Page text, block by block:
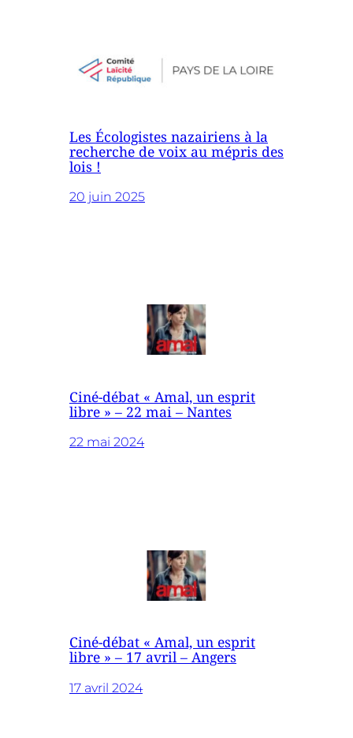
Les Écologistes nazairiens à la
recherche de voix au mépris des
lois !
20 juin 2025
Ciné-débat « Amal, un esprit
libre » – 22 mai – Nantes
22 mai 2024
Ciné-débat « Amal, un esprit
libre » – 17 avril – Angers
17 avril 2024